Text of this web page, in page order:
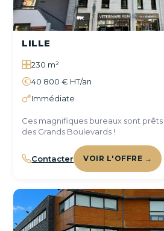
LILLE
230 m²
40 800 € HT/an
Immédiate
Ces magnifiques bureaux sont
des Grands Boulevards !
Contacter VOIR L'OFFRE →